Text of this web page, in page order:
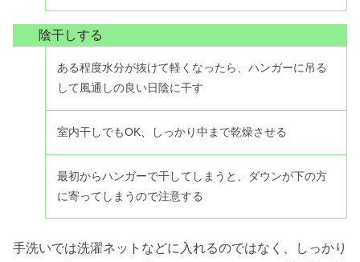
陰干しする
ある程度水分が抜けて軽くなったら、ハンガーに吊る
して風通しの良い日陰に干す
室内干しでもOK、しっかり中まで乾燥させる
最初からハンガーで干してしまうと、ダウンが下の方
に寄ってしまうので注意する
手洗いでは洗濯ネットなどに入れるのではなく、しっかり